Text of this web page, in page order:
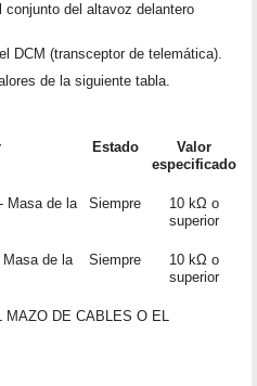
del altavoz delantero
DCM (transceptor de telemática).
de la siguiente tabla.
Estado
Valor
especificado
Masa de la
Siempre
10 kΩ o
superior
Masa de la
Siempre
10 kΩ o
superior
MAZO DE CABLES O EL